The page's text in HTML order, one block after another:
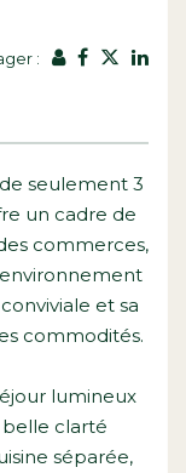
:
seulement 3
un cadre de
commerces,
et sa
commodités.
lumineux
belle clarté
séparée,